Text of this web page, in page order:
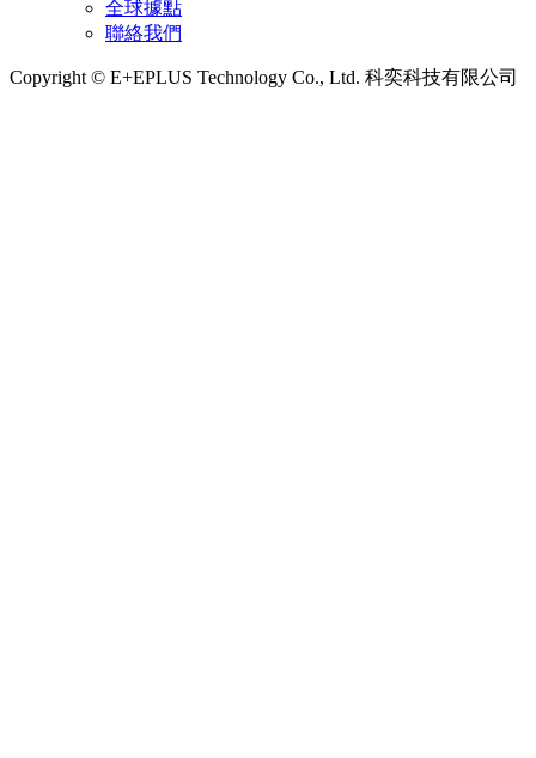
全球據點
聯絡我們
Copyright © E+EPLUS Technology Co., Ltd. 科奕科技有限公司